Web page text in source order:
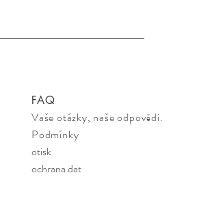
FAQ
Vaše otázky, naše odpovědi.
Podmínky
otisk
ochrana dat